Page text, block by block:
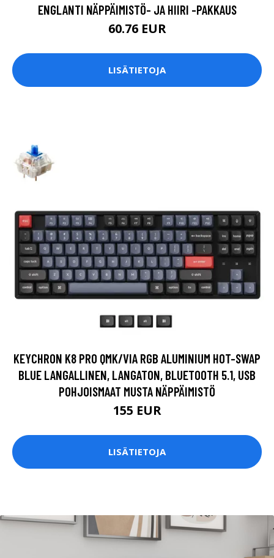
ENGLANTI NÄPPÄIMISTÖ- JA HIIRI -PAKKAUS
60.76 EUR
LISÄTIETOJA
KEYCHRON K8 PRO QMK/VIA RGB ALUMINIUM HOT-SWAP
BLUE LANGALLINEN, LANGATON, BLUETOOTH 5.1, USB
POHJOISMAAT MUSTA NÄPPÄIMISTÖ
155 EUR
LISÄTIETOJA